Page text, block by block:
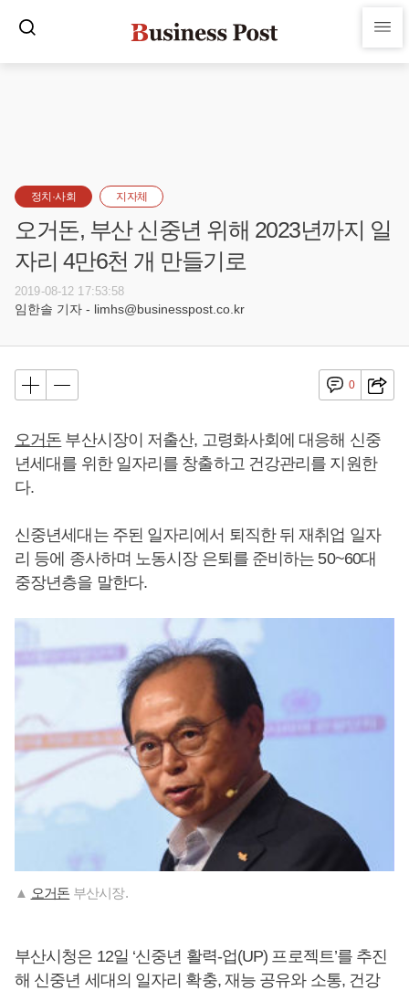
정치·사회 지자체
오거돈, 부산 신중년 위해 2023년까지 일
자리 4만6천 개 만들기로
2019-08-12 17:53:58
임한솔 기자 - limhs@businesspost.co.kr
0
오거돈 부산시장이 저출산, 고령화사회에 대응해 신중
년세대를 위한 일자리를 창출하고 건강관리를 지원한
다.
신중년세대는 주된 일자리에서 퇴직한 뒤 재취업 일자
리 등에 종사하며 노동시장 은퇴를 준비하는 50~60대
중장년층을 말한다.
▲ 오거돈 부산시장.
부산시청은 12일 ‘신중년 활력-업(UP) 프로젝트’를 추진
해 신중년 세대의 일자리 확충, 재능 공유와 소통, 건강